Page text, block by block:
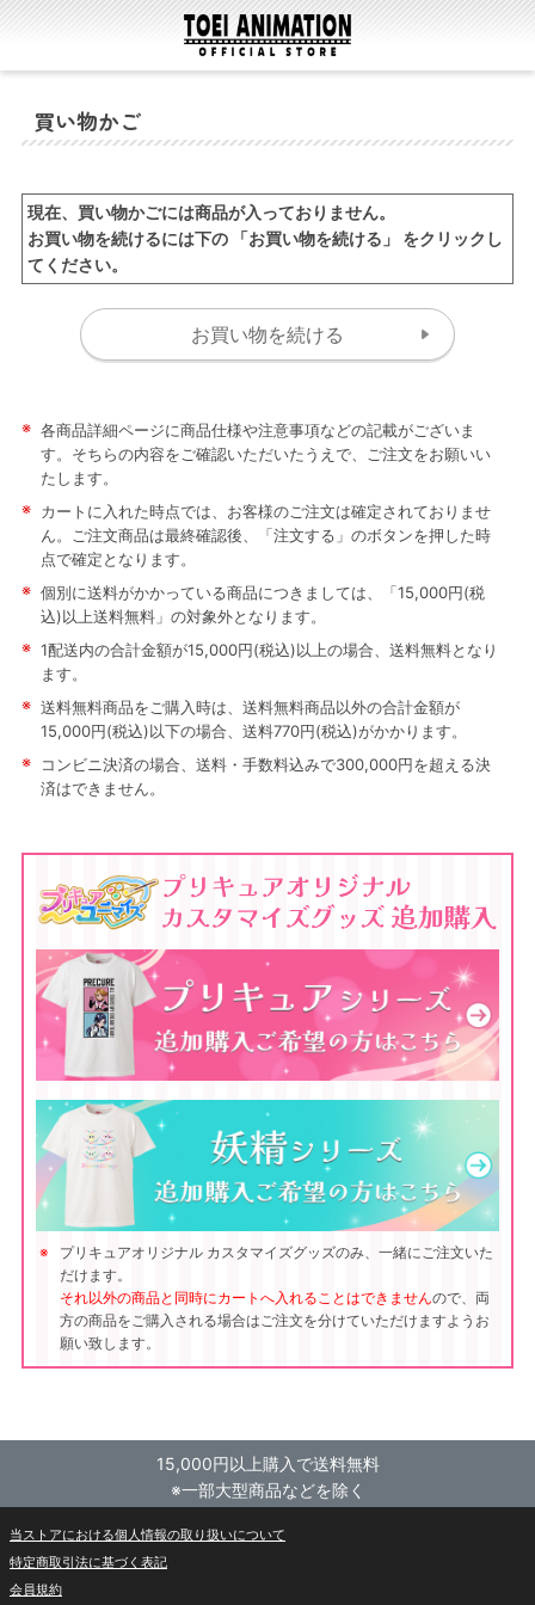
買い物かご
現在、買い物かごには商品が入っておりません。
お買い物を続けるには下の 「お買い物を続ける」 をクリックし
てください。
※ 各商品詳細ページに商品仕様や注意事項などの記載がございま
す。そちらの内容をご確認いただいたうえで、ご注文をお願いい
たします。
※ カートに入れた時点では、お客様のご注文は確定されておりませ
ん。ご注文商品は最終確認後、「注文する」のボタンを押した時
点で確定となります。
※ 個別に送料がかかっている商品につきましては、「15,000円(税
込)以上送料無料」の対象外となります。
※ 1配送内の合計金額が15,000円(税込)以上の場合、送料無料となり
ます。
※ 送料無料商品をご購入時は、送料無料商品以外の合計金額が
15,000円(税込)以下の場合、送料770円(税込)がかかります。
※
コンビニ決済の場合、送料・手数料込みで300,000円を超える決
済はできません。
プリキュアオリジナル カスタマイズグッズのみ、一緒にご注文いた
だけます。
それ以外の商品と同時にカートへ入れることはできませんので、両
方の商品をご購入される場合はご注文を分けていただけますようお
願い致します。
15,000円以上購入で送料無料
※一部大型商品などを除く
当ストアにおける個人情報の取り扱いについて
特定商取引法に基づく表記
会員規約